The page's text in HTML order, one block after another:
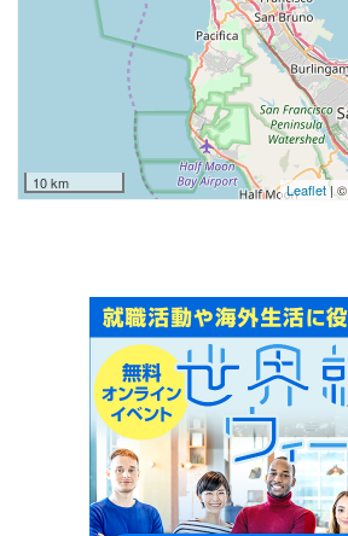
10 km Leaflet| ©